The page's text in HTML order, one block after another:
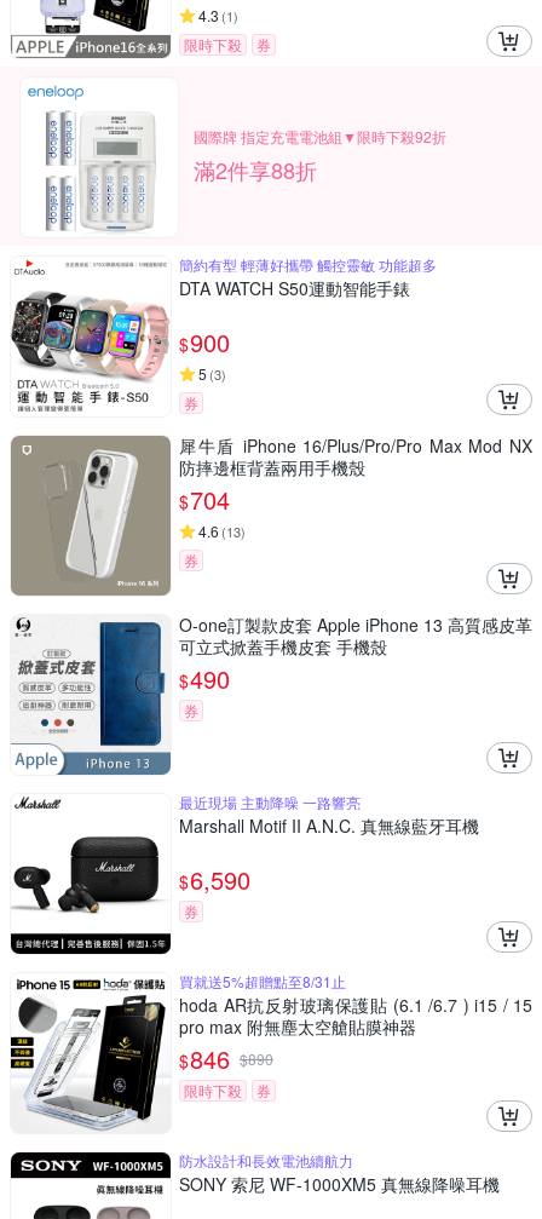
4.3 (1)
限時下殺 券
國際牌 指定充電電池組▼限時下殺92折
滿2件享88折
簡約有型 輕薄好攜帶 觸控靈敏 功能超多
DTA WATCH S50運動智能手錶
$900
5 (3)
券
犀牛盾 iPhone 16/Plus/Pro/Pro Max Mod NX
防摔邊框背蓋兩用手機殼
$704
4.6 (13)
券
O-one訂製款皮套 Apple iPhone 13 高質感皮革
可立式掀蓋手機皮套 手機殼
$490
券
最近現場 主動降噪 一路響亮
Marshall Motif II A.N.C. 真無線藍牙耳機
$6,590
券
買就送5%超贈點至8/31止
hoda AR抗反射玻璃保護貼 (6.1 /6.7 ) i15 / 15
pro max 附無塵太空艙貼膜神器
$846 $890
限時下殺
券
防水設計和長效電池續航力
SONY 索尼 WF-1000XM5 真無線降噪耳機